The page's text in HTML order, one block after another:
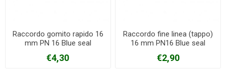
Raccordo gomito rapido 16
mm PN 16 Blue seal
€4,30
Raccordo fine linea (tappo)
16 mm PN16 Blue seal
€2,90